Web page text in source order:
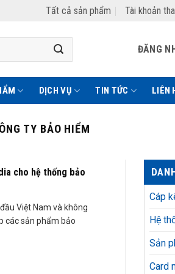
Tất cả sản phẩm Tài khoản
ĐĂNG
DỊCH VỤ TIN TỨC LIÊN
TY BẢO HIỂM
cho hệ thống bảo
Việt Nam và không
các sản phẩm bảo
Cáp
Hệ
Sản
Card